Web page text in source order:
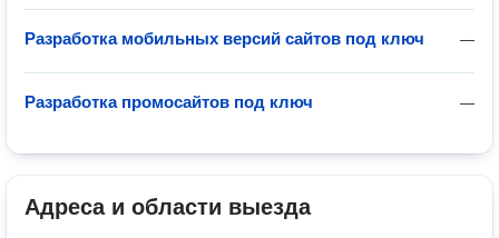
—
Разработка мобильных версий сайтов под ключ
—
Разработка промосайтов под ключ
Адреса и области выезда